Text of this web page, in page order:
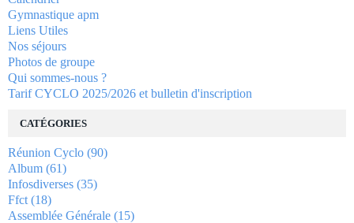
Gymnastique apm
Liens Utiles
Nos séjours
Photos de groupe
Qui sommes-nous ?
Tarif CYCLO 2025/2026 et bulletin d'inscription
CATÉGORIES
Réunion Cyclo (90)
Album (61)
Infosdiverses (35)
Ffct (18)
Assemblée Générale (15)